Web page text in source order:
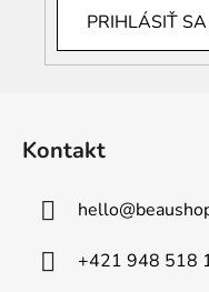
PRIHLÁSIŤ SA
Kontakt
hello@
+421 948 518